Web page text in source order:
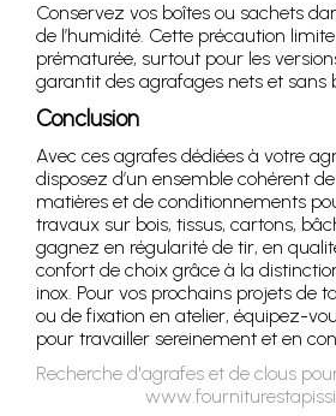
Conservez vos boîtes ou sachets
de l’humidité. Cette précaution limite
prématurée, surtout pour les
garantit des agrafages nets et sans
Conclusion
Avec ces agrafes dédiées à votre
disposez d’un ensemble cohérent
matières et de conditionnements
travaux sur bois, tissus, cartons,
gagnez en régularité de tir, en
confort de choix grâce à la
inox. Pour vos prochains projets de
ou de fixation en atelier, équipez-
pour travailler sereinement et en
Recherche d'agrafes et de clous